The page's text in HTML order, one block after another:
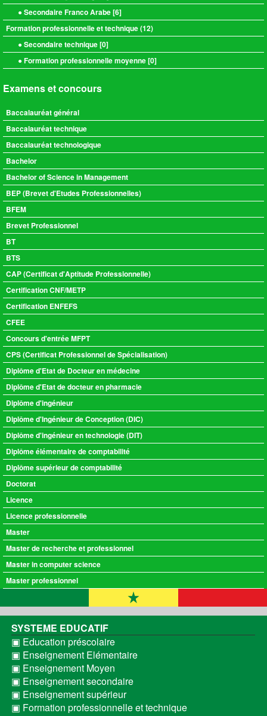
● Secondaire Franco Arabe [6]
Formation professionnelle et technique (12)
● Secondaire technique [0]
● Formation professionnelle moyenne [0]
Examens et concours
Baccalauréat général
Baccalauréat technique
Baccalauréat technologique
Bachelor
Bachelor of Science in Management
BEP (Brevet d'Etudes Professionnelles)
BFEM
Brevet Professionnel
BT
BTS
CAP (Certificat d'Aptitude Professionnelle)
Certification CNF/METP
Certification ENFEFS
CFEE
Concours d'entrée MFPT
CPS (Certificat Professionnel de Spécialisation)
Diplôme d'Etat de Docteur en médecine
Diplôme d'Etat de docteur en pharmacie
Diplôme d'ingénieur
Diplôme d'Ingénieur de Conception (DIC)
Diplôme d'ingénieur en technologie (DIT)
Diplôme élémentaire de comptabilité
Diplôme supérieur de comptabilité
Doctorat
Licence
Licence professionnelle
Master
Master de recherche et professionnel
Master in computer science
Master professionnel
SYSTEME EDUCATIF
▣ Education préscolaire
▣ Enseignement Elémentaire
▣ Enseignement Moyen
▣ Enseignement secondaire
▣ Enseignement supérieur
▣ Formation professionnelle et technique